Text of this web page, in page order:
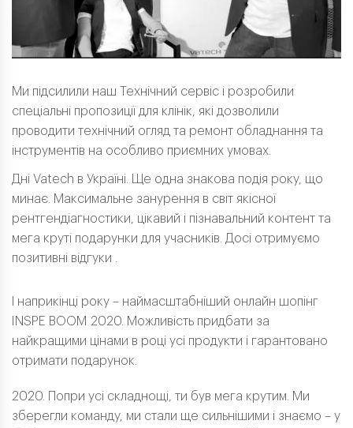
Ми підсилили наш Технічний сервіс і розробили
спеціальні пропозиції для клінік, які дозволили
проводити технічний огляд та ремонт обладнання та
інструментів на особливо приємних умовах.
Дні Vatech в Україні. Ще одна знакова подія року, що
минає. Максимальне занурення в світ якісної
рентгендіагностики, цікавий і пізнавальний контент та
мега круті подарунки для учасників. Досі отримуємо
позитивні відгуки .
І наприкінці року – наймасштабніший онлайн шопінг
INSPE BOOM 2020. Можливість придбати за
найкращими цінами в році усі продукти і гарантовано
отримати подарунок.
2020. Попри усі складнощі, ти був мега крутим. Ми
зберегли команду, ми стали ще сильнішими і знаємо – у